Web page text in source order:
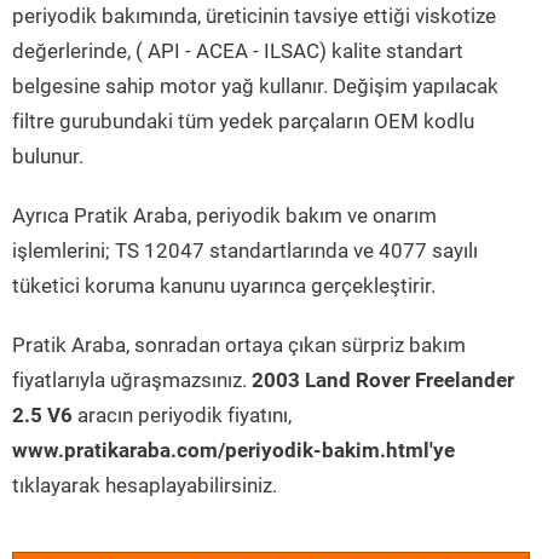
periyodik bakımında, üreticinin tavsiye ettiği viskotize
değerlerinde, ( API - ACEA - ILSAC) kalite standart
belgesine sahip motor yağ kullanır. Değişim yapılacak
filtre gurubundaki tüm yedek parçaların OEM kodlu
bulunur.
Ayrıca Pratik Araba, periyodik bakım ve onarım
işlemlerini; TS 12047 standartlarında ve 4077 sayılı
tüketici koruma kanunu uyarınca gerçekleştirir.
Pratik Araba, sonradan ortaya çıkan sürpriz bakım
fiyatlarıyla uğraşmazsınız. 2003 Land Rover Freelander
2.5 V6 aracın periyodik fiyatını,
www.pratikaraba.com/periyodik-bakim.html'ye
tıklayarak hesaplayabilirsiniz.